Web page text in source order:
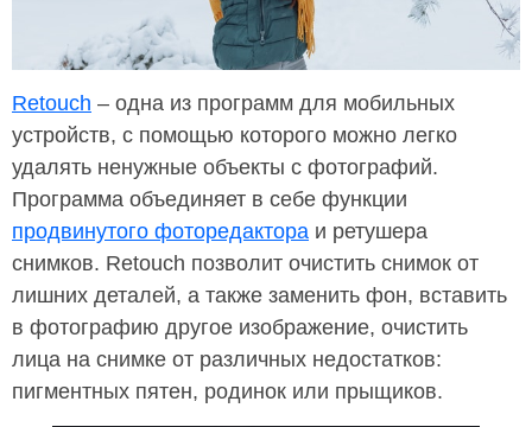
Retouch – одна из программ для мобильных
устройств, с помощью которого можно легко
удалять ненужные объекты с фотографий.
Программа объединяет в себе функции
продвинутого фоторедактора и ретушера
снимков. Retouch позволит очистить снимок от
лишних деталей, а также заменить фон, вставить
в фотографию другое изображение, очистить
лица на снимке от различных недостатков:
пигментных пятен, родинок или прыщиков.